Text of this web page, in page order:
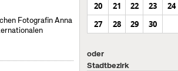
Fotografin Anna
20
21 22 23 24
27
28 29 30
oder
Stadtbezirk